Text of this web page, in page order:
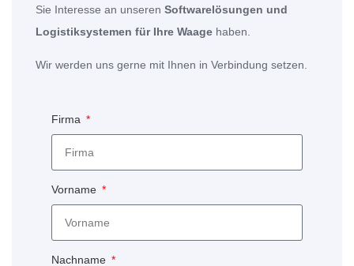
Sie Interesse an unseren Softwarelösungen und
Logistiksystemen für Ihre Waage haben.
Wir werden uns gerne mit Ihnen in Verbindung setzen.
Firma
Vorname
Nachname